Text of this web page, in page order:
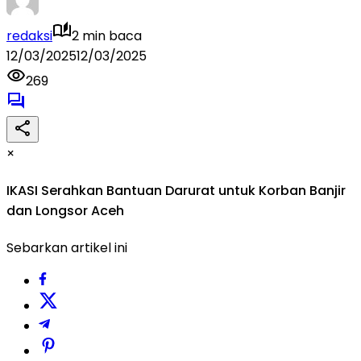
redaksi
2 min baca
12/03/202512/03/2025
269
×
IKASI Serahkan Bantuan Darurat untuk Korban Banjir
dan Longsor Aceh
Sebarkan artikel ini